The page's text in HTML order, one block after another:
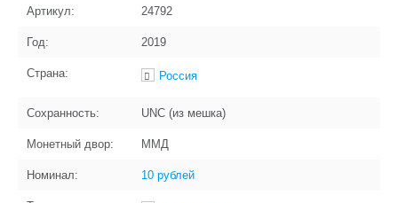
Артикул: 24792
Год: 2019
Страна: Россия
Сохранность: UNC (из мешка)
Монетный двор: ММД
Номинал: 10 рублей